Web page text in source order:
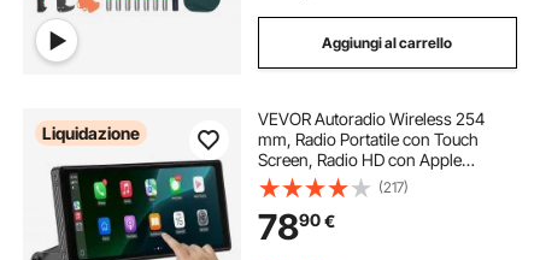
Aggiungi al carrello
Liquidazione
VEVOR Autoradio Wireless 254
mm, Radio Portatile con Touch
Screen, Radio HD con Apple
CarPlay e Android Auto, Schermo
CarPlay con Telecamere, Controllo
Vocale, Bluetooth, Navigazione GPS
(217)
7890€